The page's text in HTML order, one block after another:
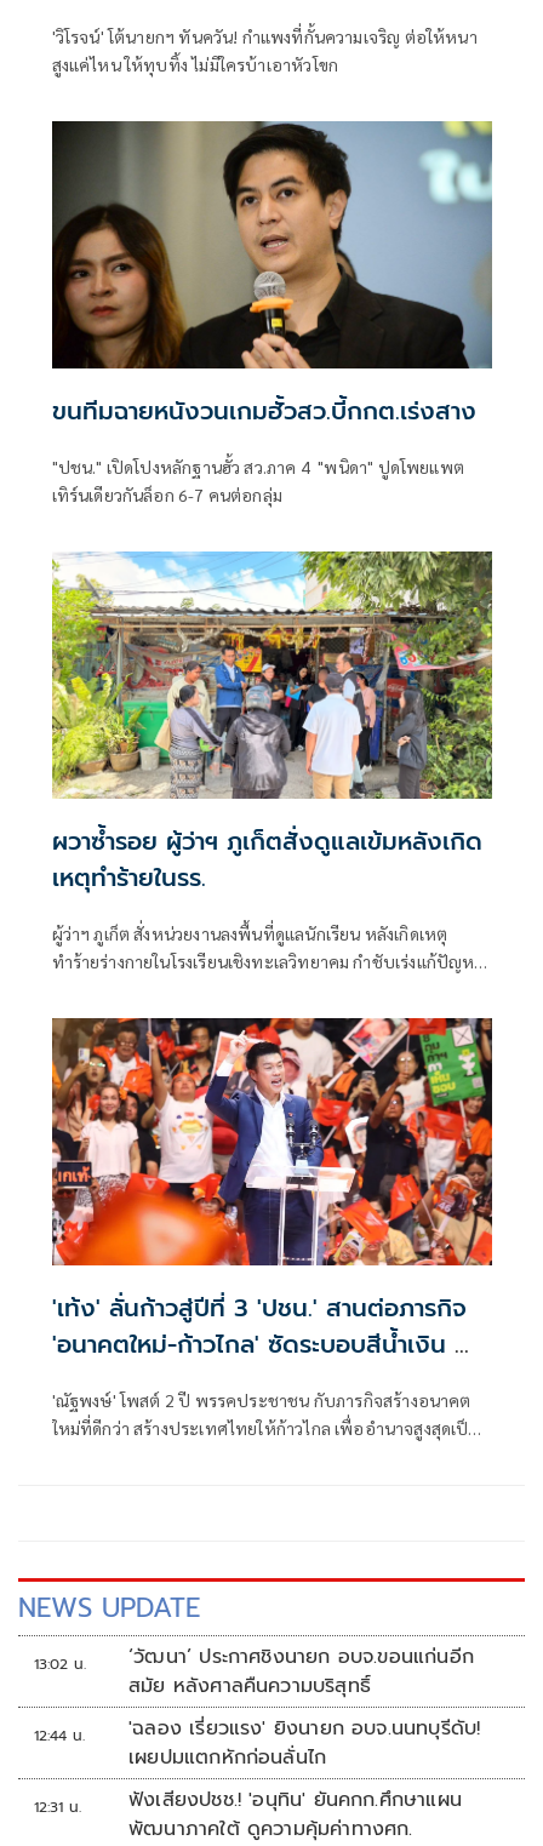
'วิโรจน์' โต้นายกฯ ทันควัน! กำแพงที่กั้นความเจริญ ต่อให้หนา
สูงแค่ไหน ให้ทุบทิ้ง ไม่มีใครบ้าเอาหัวโขก
ขนทีมฉายหนังวนเกมฮั้วสว.บี้กกต.เร่งสาง
"ปชน." เปิดโปงหลักฐานฮั้ว สว.ภาค 4 "พนิดา" ปูดโพยแพต
เทิร์นเดียวกันล็อก 6-7 คนต่อกลุ่ม
ผวาซ้ำรอย ผู้ว่าฯ ภูเก็ตสั่งดูแลเข้มหลังเกิด
เหตุทำร้ายในรร.
ผู้ว่าฯ ภูเก็ต สั่งหน่วยงานลงพื้นที่ดูแลนักเรียน หลังเกิดเหตุ
ทำร้ายร่างกายในโรงเรียนเชิงทะเลวิทยาคม กำชับเร่งแก้ปัญหา
'เท้ง' ลั่นก้าวสู่ปีที่ 3 'ปชน.' สานต่อภารกิจ
'อนาคตใหม่-ก้าวไกล' ซัดระบอบสีน้ำเงิน ทำ
'ณัฐพงษ์' โพสต์ 2 ปี พรรคประชาชน กับภารกิจสร้างอนาคต
ใหม่ที่ดีกว่า สร้างประเทศไทยให้ก้าวไกล เพื่ออำนาจสูงสุดเป็น
NEWS UPDATE
13:02 น.
‘วัฒนา’ ประกาศชิงนายก อบจ.ขอนแก่นอีก
สมัย หลังศาลคืนความบริสุทธิ์
12:44 น.
'ฉลอง เรี่ยวแรง' ยิงนายก อบจ.นนทบุรีดับ!
เผยปมแตกหักก่อนลั่นไก
12:31 น.
ฟังเสียงปชช.! 'อนุทิน' ยันคกก.ศึกษาแผน
พัฒนาภาคใต้ ดูความคุ้มค่าทางศก.